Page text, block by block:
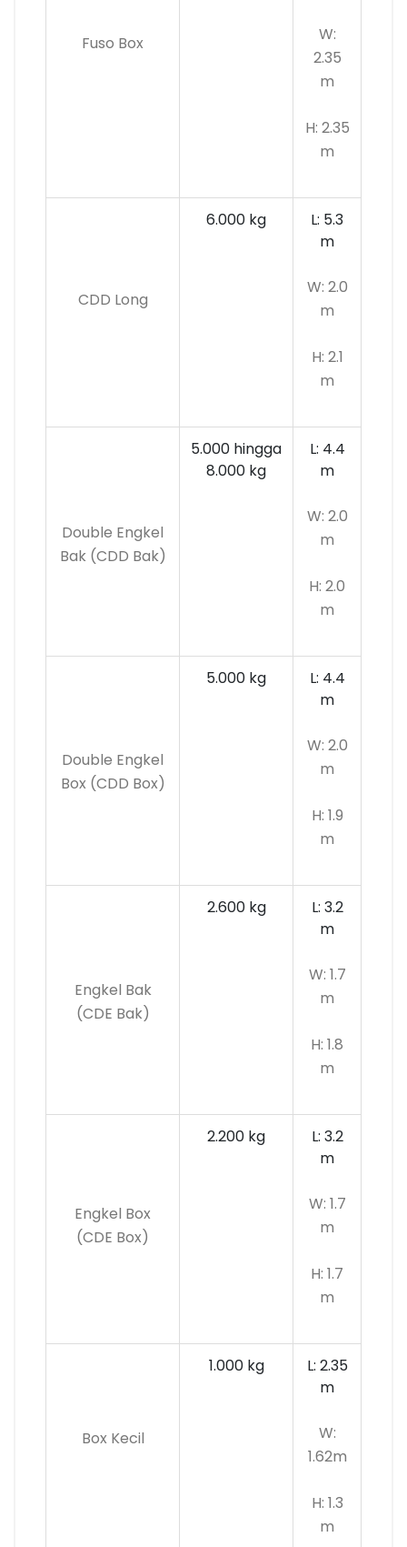
Fuso Box
W:
2.35
m
H: 2.35
m
CDD Long
6.000 kg
L: 5.3
m
W: 2.0
m
H: 2.1
m
Double Engkel
Bak (CDD Bak)
5.000 hingga
8.000 kg
L: 4.4
m
W: 2.0
m
H: 2.0
m
Double Engkel
Box (CDD Box)
5.000 kg
L: 4.4
m
W: 2.0
m
H: 1.9
m
Engkel Bak
(CDE Bak)
2.600 kg
L: 3.2
m
W: 1.7
m
H: 1.8
m
Engkel Box
(CDE Box)
2.200 kg
L: 3.2
m
W: 1.7
m
H: 1.7
m
Box Kecil
1.000 kg
L: 2.35
m
W:
1.62m
H: 1.3
m